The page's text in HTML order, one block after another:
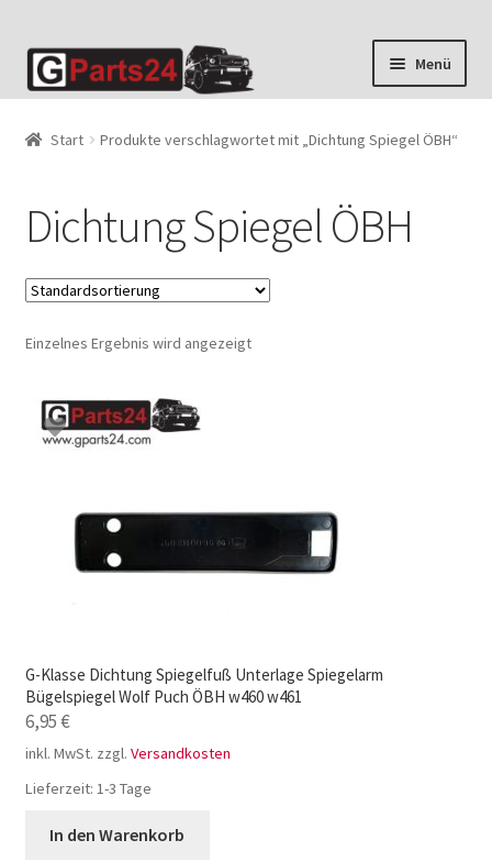
Zur
Navigation
Zum
Inhalt
Menü
Start Produkte verschlagwortet mit „Dichtung Spiegel ÖBH“
Dichtung Spiegel ÖBH
Einzelnes Ergebnis wird angezeigt
G-Klasse Dichtung Spiegelfuß Unterlage Spiegelarm
Bügelspiegel Wolf Puch ÖBH w460 w461
6,95€
inkl. MwSt. zzgl. Versandkosten
Lieferzeit: 1-3 Tage
In den Warenkorb